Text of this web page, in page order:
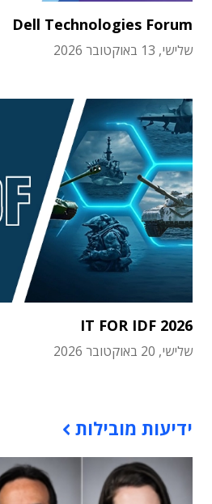
Dell Technologies Forum
שלישי, 13 באוקטובר 2026
IT FOR IDF 2026
שלישי, 20 באוקטובר 2026
ידיעות מובילות